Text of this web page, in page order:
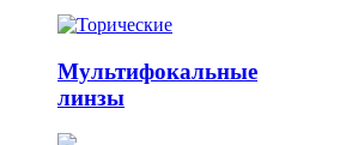
Мультифокальные
линзы